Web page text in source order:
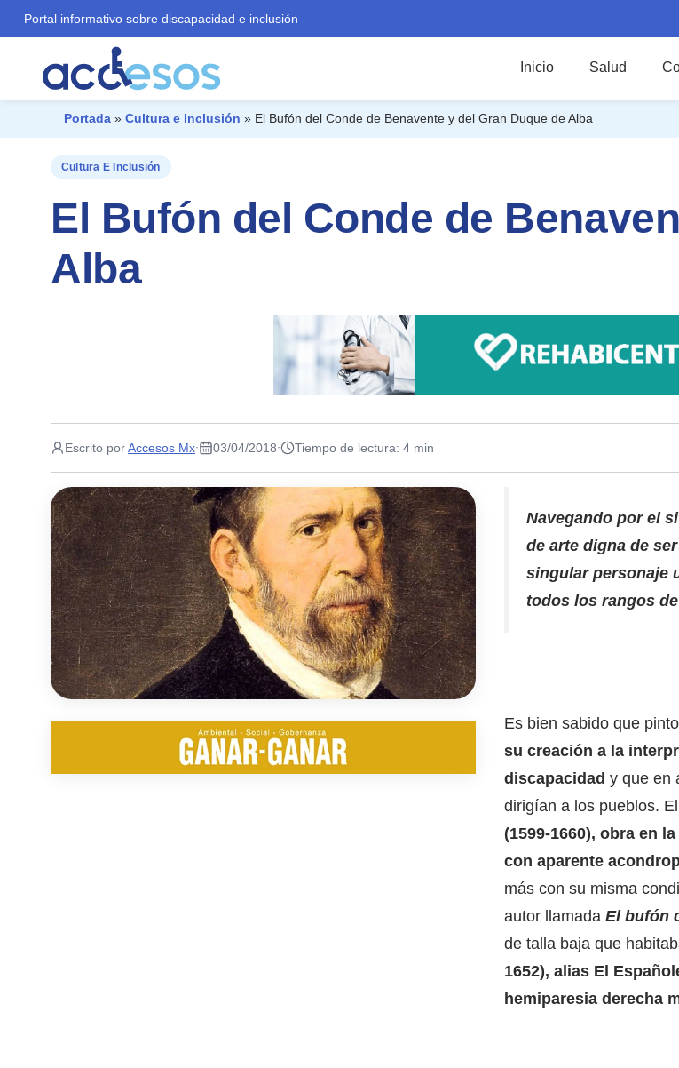
Portal informativo sobre discapacidad e inclusión
Inicio Salud
¿Qué buscas?
Portada » Cultura e Inclusión » El Bufón del Conde de Benavente y del Gran Duque de Alba
Cultura E Inclusión
El Bufón del Conde de
Alba
Escrito porAccesos Mx· 03/04/2018· Tiempo de lectura: 4 min
Navegando por el
de arte digna de
singular personaje
todos los rangos
Es bien sabido que
su creación a la
discapacidad y que en
dirigían a los pueblos.
(1599-1660), obra en
con aparente
más con su misma
autor llamadaEl bufón
de talla baja que
1652), alias El
hemiparesia derecha